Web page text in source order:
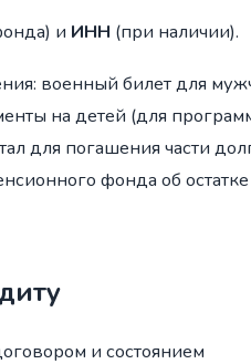
и ИНН (при наличии).
военный билет для
на детей (для
для погашения части
фонда об остатке
и состоянием